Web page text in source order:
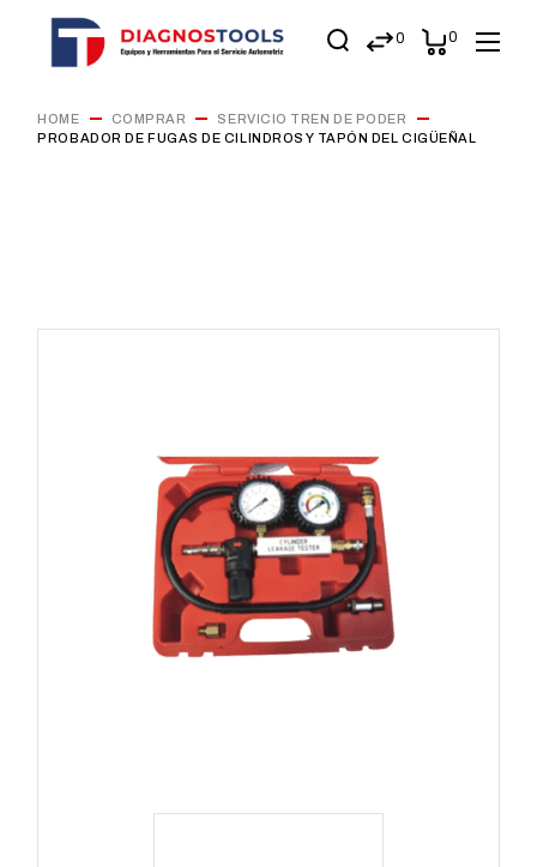
0 0
HOME COMPRAR
SERVICIO TREN DE PODER
PROBADOR DE FUGAS DE CILINDROS Y TAPÓN DEL CIGÜEÑAL